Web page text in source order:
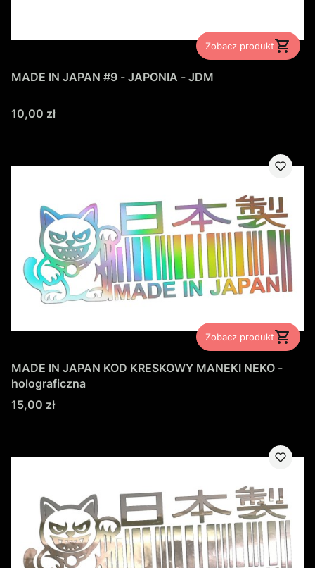
Zobacz produkt
MADE IN JAPAN #9 - JAPONIA - JDM
Cena
10,00 zł
Zobacz produkt
MADE IN JAPAN KOD KRESKOWY MANEKI NEKO -
holograficzna
Cena
15,00 zł